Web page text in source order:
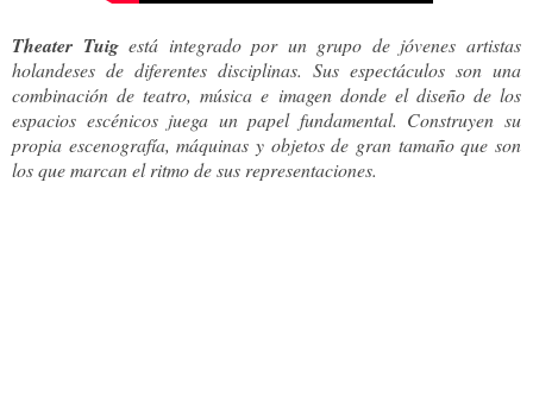
Theater Tuigestá integrado por un grupo de jóvenes artistas
holandeses de diferentes disciplinas. Sus espectáculos son una
combinación de teatro, música e imagen donde el diseño de los
espacios escénicos juega un papel fundamental. Construyen su
propia escenografía, máquinas y objetos de gran tamaño que son
los que marcan el ritmo de sus representaciones.